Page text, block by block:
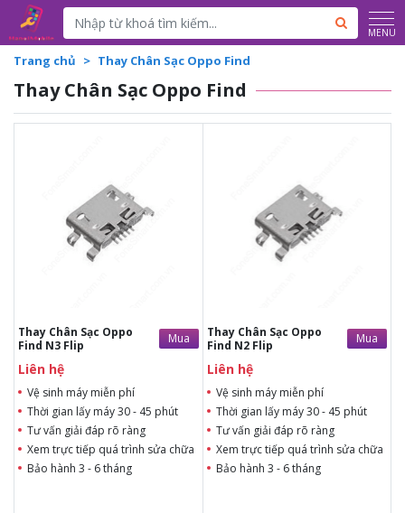
Powered by Translate MENU
Trang chủ Thay Chân Sạc Oppo Find
Thay Chân Sạc Oppo Find
Thay Chân Sạc Oppo
Find N3 Flip
Mua
Liên hệ
Vệ sinh máy miễn phí
Thời gian lấy máy 30 - 45 phút
Tư vấn giải đáp rõ ràng
Xem trực tiếp quá trình sửa chữa
Bảo hành 3 - 6 tháng
Vệ sinh máy miễn phí
Thời gian lấy máy 30 - 45
phút
Tư vấn giải đáp rõ ràng
Xem trực tiếp quá trình
thay/ép mặt kính
Thay Chân Sạc Oppo
Find N2 Flip
Mua
Liên hệ
Vệ sinh máy miễn phí
Thời gian lấy máy 30 - 45 phút
Tư vấn giải đáp rõ ràng
Xem trực tiếp quá trình sửa chữa
Bảo hành 3 - 6 tháng
Vệ sinh máy miễn phí
Thời gian lấy máy 30 - 45
phút
Tư vấn giải đáp rõ ràng
Xem trực tiếp quá trình
thay/ép mặt kính